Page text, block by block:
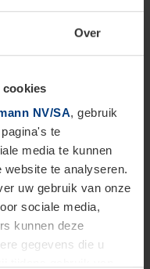
Over
cookies
NV/SA, gebruik
te
media te kunnen
website te analyseren.
uw gebruik van onze
sociale media,
kunnen deze
gegevens die u